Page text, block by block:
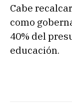
Cabe
como
40% del
educación.